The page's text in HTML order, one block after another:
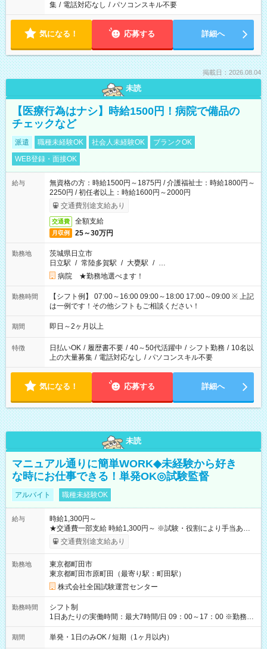
集 / 電話対応なし / パソコンスキル不要
気になる！ 応募する 詳細へ
掲載日：2026.08.04
未読
【医療行為はナシ】時給1500円！病院で備品の
チェックなど
派遣 職種未経験OK 社会人未経験OK
ブランクOK
WEB登録・面接OK
給与
無資格の方：時給1500円～1875円 / 介護福祉士：時給1800円～
2250円 / 初任者以上：時給1600円～2000円
交通費別途支給あり
交通費 全額支給
月収例 25～30万円
勤務地
茨城県日立市
日立駅 / 常陸多賀駅 / 大甕駅 / …
病院 ★勤務地選べます！
勤務時間
【シフト例】 07:00～16:00 09:00～18:00 17:00～09:00 ※ 上記
は一例です！その他シフトもご相談ください！
期間 即日～2ヶ月以上
特徴 日払いOK / 履歴書不要 / 40～50代活躍中 / シフト勤務 / 10名以
上の大量募集 / 電話対応なし / パソコンスキル不要
気になる！ 応募する 詳細へ
未読
マニュアル通りに簡単WORK◆未経験から好き
な時にお仕事できる！単発OK◎試験監督
アルバイト 職種未経験OK
給与
時給1,300円～
★交通費一部支給 時給1,300円～ ※試験・役割により手当あり
※勤務回数により昇給あり 【即給（前払い）オプションあ
り！】 希望される場合、勤務から1週間ほどで給与の一部を受け
例】 ・河合塾模擬試験 8:30～17:30（休憩1時間） 時給1,300円
×8時間＝日収10,400円＋交通費 ※当日の役割により時給＋100
円の場合あり ・国家試験 7:00～13:30（休憩なし） 時給1,300
円（役割手当＋100円）×6時間＝日収8,400円＋交通費 【試用期
間】試用期間なし
交通費別途支給あり
勤務地
東京都町田市
東京都町田市原町田（最寄り駅：町田駅）
株式会社全国試験運営センター
勤務時間
シフト制
1日あたりの実働時間：最大7時間/日 09：00～17：00 ※勤務時
間は 試験により異なります。
期間 単発・1日のみOK / 短期（1ヶ月以内）